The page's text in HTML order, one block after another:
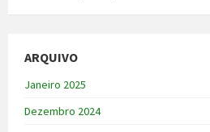
ARQUIVO
Janeiro 2025
Dezembro 2024